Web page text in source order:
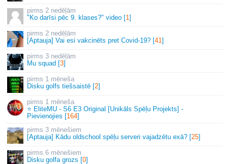
2 nedēļām
"Ko darīsi pēc 9. klases?" video [1]
2 nedēļām
[Aptauja] Vai esi vakcinēts pret Covid-19? [41]
3 nedēļām
Mu squad [3]
1 mēneša
Disku golfs tiešsaistē [2]
1 mēneša
⭐ EliteMU - S6 E3 Original [Unikāls Spēļu Projekts] -
Pievienojies [164]
3 mēnešiem
[Aptauja] Kādu oldschool spēļu serveri vajadzētu exā? [25]
6 mēnešiem
Disku golfa grozs [0]